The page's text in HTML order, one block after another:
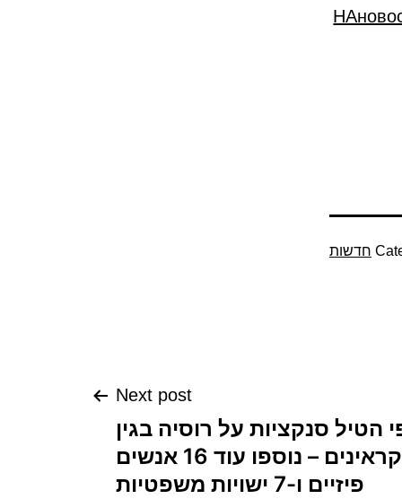
חדשות
Next post
הטיל סנקציות על רוסיה בגין
חטיפת ילדים אוקראינים – נוספו עוד 16 אנשים
פיזיים ו-7 ישויות משפטיות